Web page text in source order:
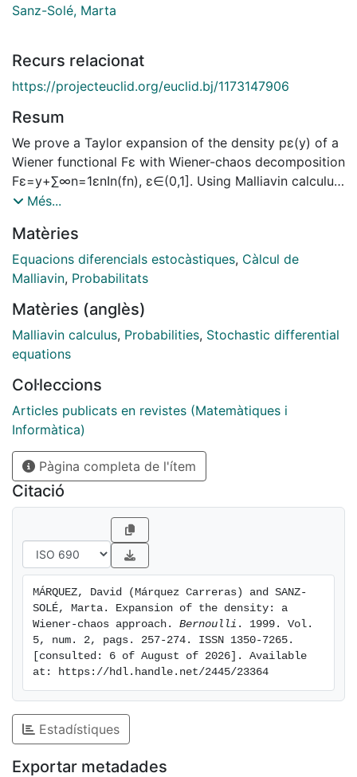
Sanz-Solé, Marta
Recurs relacionat
https://projecteuclid.org/euclid.bj/1173147906
Resum
We prove a Taylor expansion of the density pε(y) of a
Wiener functional Fε with Wiener-chaos decomposition
Fε=y+∑∞n=1εnIn(fn), ε∈(0,1]. Using Malliavin calculus,
a precise description of the coefficients in the
provided. This general result is applied to the study of
the density in two examples of hyperbolic stochastic
partial differential equations with linear coefficients,
coefficient ε.
Més...
Matèries
Equacions diferencials estocàstiques, Càlcul de
Malliavin, Probabilitats
Matèries (anglès)
Malliavin calculus, Probabilities, Stochastic differential
equations
Col·leccions
Articles publicats en revistes (Matemàtiques i
Informàtica)
Pàgina completa de l'ítem
Citació
MÁRQUEZ, David (Márquez Carreras) and SANZ-
SOLÉ, Marta. Expansion of the density: a
Wiener-chaos approach. Bernoulli . 1999. Vol.
5, num. 2, pags. 257-274. ISSN 1350-7265.
[consulted: 6 of August of 2026]. Available
at: https://hdl.handle.net/2445/23364
Estadístiques
Exportar metadades